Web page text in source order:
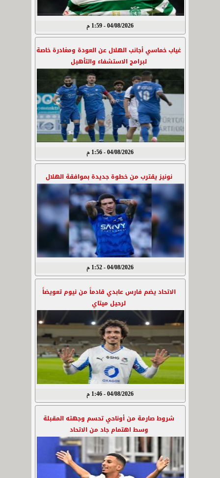
04/08/2026 - 1:59 م
غياب خماسي أجانب الهلال عن العودة ومغادرة خاصة
لبرامج الاستشفاء والتأهيل
04/08/2026 - 1:56 م
نونيز يقترب من خطوة جديدة بموافقة الهلال
04/08/2026 - 1:52 م
الاتحاد يضم فارس عابدي قادماً من نيوم تعويضاً
لرحيل ميتاي
04/08/2026 - 1:46 م
شروط صارمة من أوناحي تحسم وجهته المقبلة
وسط اهتمام جاد من الاتحاد